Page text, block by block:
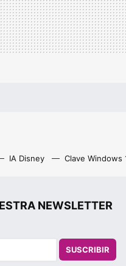
IA Disney Clave Windows
NEWSLETTER
SUSCRIBIR